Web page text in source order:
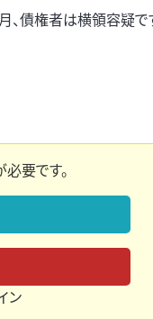
、債権者は横領容疑
要です。
ン